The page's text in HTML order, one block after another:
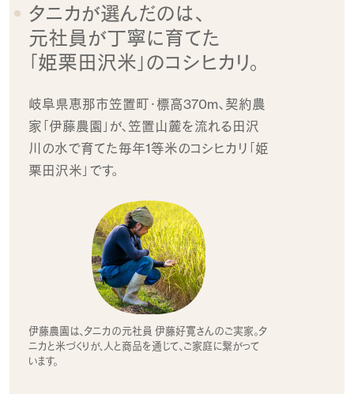
タニカが選んだのは、
元社員が丁寧に育てた
「姫栗田沢米」のコシヒカリ。
岐阜県恵那市笠置町・ 標高370m、契約農
家「伊藤農園」が、 笠置山麓を流れる田沢
川の水で育てた毎年1等米のコシヒカリ「姫
栗田沢米」です。
伊藤農園は、タニカの元社員 伊藤好寛さんのご実家。タ
ニカと米づくりが、人と商品を通じて、ご家庭に繋がって
います。